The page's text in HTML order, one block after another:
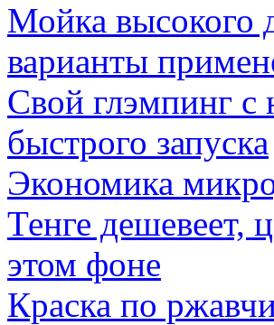
Мойка высокого
варианты
Свой глэмпинг с
быстрого запуска
Экономика
Тенге дешевеет,
этом фоне
Краска по